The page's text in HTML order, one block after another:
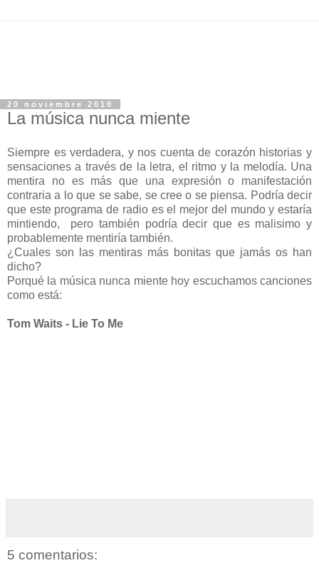
20 noviembre 2010
La música nunca miente
Siempre es verdadera, y nos cuenta de corazón historias y
sensaciones a través de la letra, el ritmo y la melodía. Una
mentira no es más que una expresión o manifestación
contraria a lo que se sabe, se cree o se piensa. Podría decir
que este programa de radio es el mejor del mundo y estaría
mintiendo, pero también podría decir que es malisimo y
probablemente mentiría también.
¿Cuales son las mentiras más bonitas que jamás os han
dicho?
Porqué la música nunca miente hoy escuchamos canciones
como está:
Tom Waits - Lie To Me
5 comentarios: